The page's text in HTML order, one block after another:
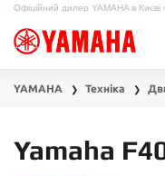
Офіційний дилер YAMAHA в
YAMAHA ❯ Техніка ❯
Yamaha